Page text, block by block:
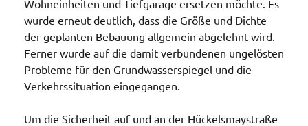
Wohneinheiten und Tiefgarage ersetzen möchte. Es
wurde erneut deutlich, dass die Größe und Dichte
der geplanten Bebauung allgemein abgelehnt wird.
Ferner wurde auf die damit verbundenen ungelösten
Probleme für den Grundwasserspiegel und die
Verkehrssituation eingegangen.
Um die Sicherheit auf und an der Hückelsmaystraße